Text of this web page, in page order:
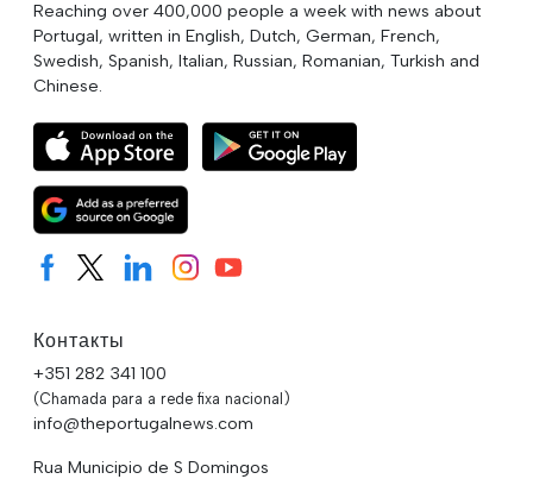
Reaching over 400,000 people a week with news about
Portugal, written in English, Dutch, German, French,
Swedish, Spanish, Italian, Russian, Romanian, Turkish and
Chinese.
Контакты
+351 282 341 100
(Chamada para a rede fixa nacional)
info@theportugalnews.com
Rua Municipio de S Domingos